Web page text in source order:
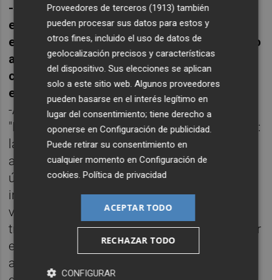
-Entre las charlas que tienen programadas
está el impacto de las nuevas obligaciones
en el área de facturación, que afectan tanto
a autónomos como a empresas de
cualquier tamaño ¿Por qué el asesor fiscal
es clave para cualquier autónomo?
-A Benjamín Franklin se le atribuye la frase
"En este mundo solo hay dos cosas seguras:
la muerte y pagar impuestos", pues bien los
asesores fiscales nos preocupamos de esto
último, es decir, que las compañías -
incluyendo autónomos- cumplan
voluntariamente con sus obligaciones
tributarias. Esto que es rápido y fácil de decir
es sumamente complejo porque abarca una
amalgama de disciplinas las cuales
Proveedores de terceros (1913) también
pueden procesar sus datos para estos y
otros fines, incluido el uso de datos de
geolocalización precisos y características
del dispositivo. Sus elecciones se aplican
solo a este sitio web. Algunos proveedores
pueden basarse en el interés legítimo en
lugar del consentimiento; tiene derecho a
oponerse enConfiguración de publicidad.
Puede retirar su consentimiento en
cualquier momento enConfiguración de
cookies.Política de privacidad
ACEPTAR TODO
RECHAZAR TODO
CONFIGURAR